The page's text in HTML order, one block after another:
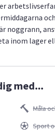
noggrann,
inom lager
med...
Måla
Sport